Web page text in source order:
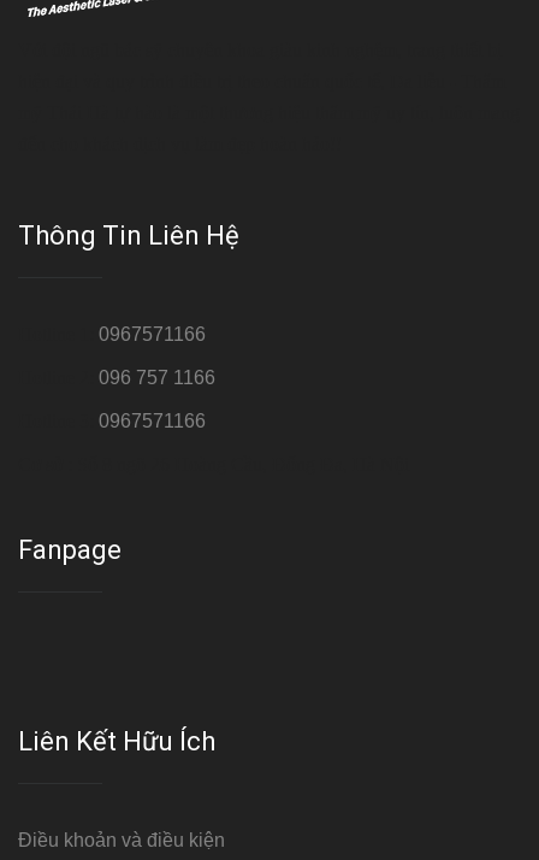
Thông Tin Liên Hệ
0967571166
096 757 1166
0967571166
Fanpage
Liên Kết Hữu Ích
Điều khoản và điều kiện